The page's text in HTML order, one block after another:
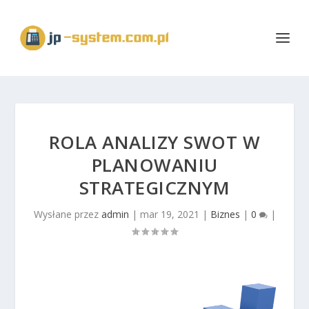
ROLA ANALIZY SWOT W
PLANOWANIU
STRATEGICZNYM
Wysłane przez admin | mar 19, 2021 | Biznes | 0 |